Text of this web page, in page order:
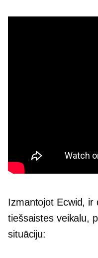
Izmantojot Ecwid, ir
tiešsaistes veikalu,
situāciju: